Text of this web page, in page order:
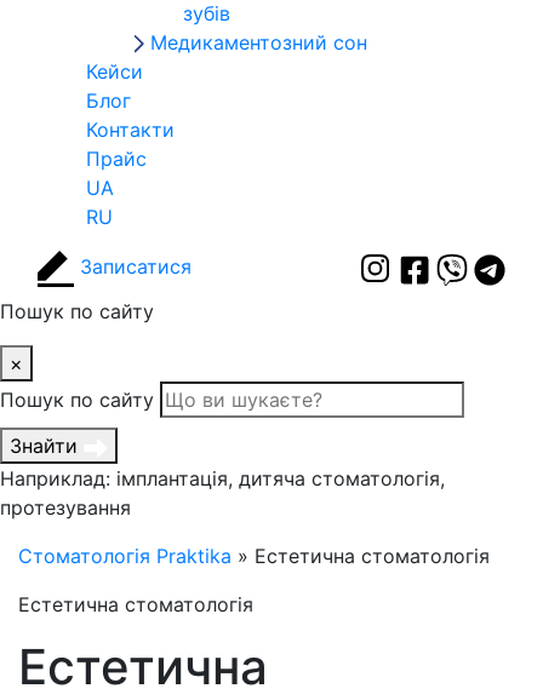
зубів
Медикаментозний сон
Кейси
Блог
Контакти
Прайс
UA
RU
Записатися
Пошук по сайту
×
Пошук по сайту
Знайти
Наприклад: імплантація, дитяча стоматологія,
протезування
Стоматологія Praktika » Естетична стоматологія
Естетична стоматологія
Естетична